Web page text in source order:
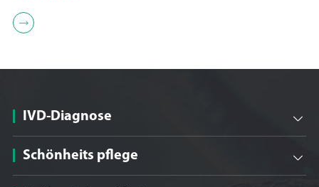

IVD-Diagnose 
Schönheits pflege 